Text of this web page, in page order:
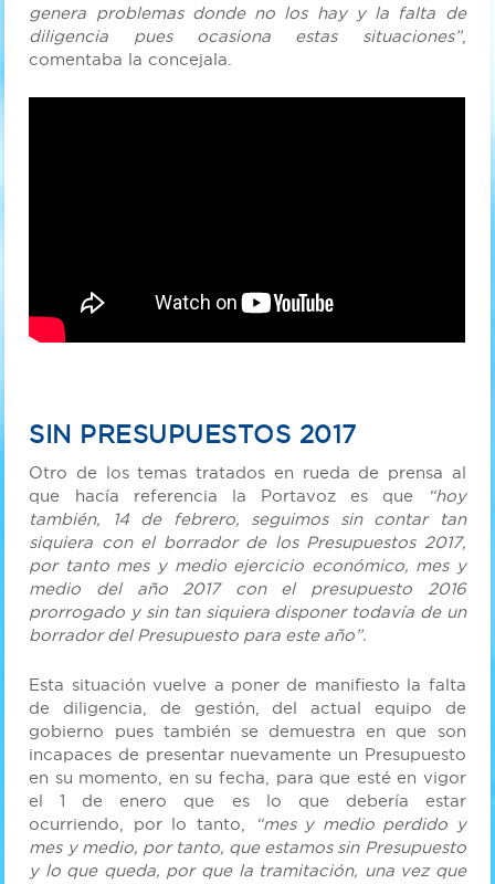
genera problemas donde no los hay y la falta de
diligencia pues ocasiona estas situaciones”,
comentaba la concejala.
SIN PRESUPUESTOS 2017
Otro de los temas tratados en rueda de prensa al
que hacía referencia la Portavoz es que “hoy
también, 14 de febrero, seguimos sin contar tan
siquiera con el borrador de los Presupuestos 2017,
por tanto mes y medio ejercicio económico, mes y
medio del año 2017 con el presupuesto 2016
prorrogado y sin tan siquiera disponer todavía de un
borrador del Presupuesto para este año”.
Esta situación vuelve a poner de manifiesto la falta
de diligencia, de gestión, del actual equipo de
gobierno pues también se demuestra en que son
incapaces de presentar nuevamente un Presupuesto
en su momento, en su fecha, para que esté en vigor
el 1 de enero que es lo que debería estar
ocurriendo, por lo tanto,
“mes y medio perdido y
mes y medio, por tanto, que estamos sin Presupuesto
y lo que queda, por que la tramitación, una vez que